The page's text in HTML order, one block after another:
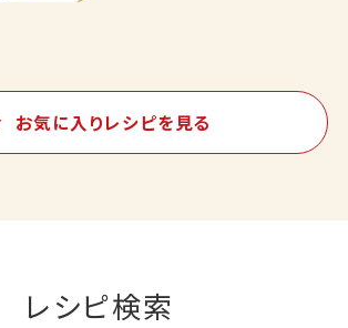
お気に入りレシピを見る
レシピ検索